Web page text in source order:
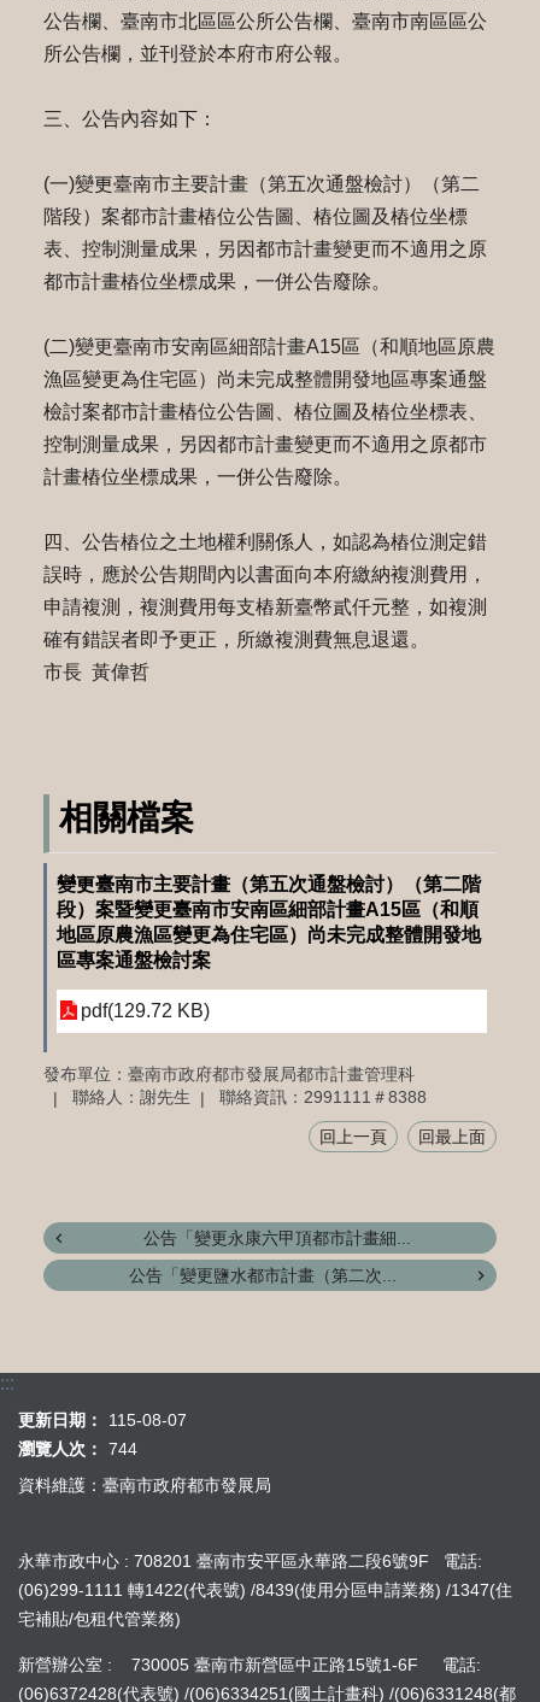
公告欄、臺南市北區區公所公告欄、臺南市南區區公
所公告欄，並刊登於本府市府公報。
三、公告內容如下：
(一)變更臺南市主要計畫（第五次通盤檢討）（第二
階段）案都市計畫樁位公告圖、樁位圖及樁位坐標
表、控制測量成果，另因都市計畫變更而不適用之原
都市計畫樁位坐標成果，一併公告廢除。
(二)變更臺南市安南區細部計畫A15區（和順地區原農
漁區變更為住宅區）尚未完成整體開發地區專案通盤
檢討案都市計畫樁位公告圖、樁位圖及樁位坐標表、
控制測量成果，另因都市計畫變更而不適用之原都市
計畫樁位坐標成果，一併公告廢除。
四、公告樁位之土地權利關係人，如認為樁位測定錯
誤時，應於公告期間內以書面向本府繳納複測費用，
申請複測，複測費用每支樁新臺幣貳仟元整，如複測
確有錯誤者即予更正，所繳複測費無息退還。
市長 黃偉哲
相關檔案
變更臺南市主要計畫（第五次通盤檢討）（第二階
段）案暨變更臺南市安南區細部計畫A15區（和順
地區原農漁區變更為住宅區）尚未完成整體開發地
區專案通盤檢討案
pdf(129.72 KB)
發布單位：臺南市政府都市發展局都市計畫管理科
聯絡人：謝先生
聯絡資訊：2991111＃8388
回上一頁 回最上面
公告「變更永康六甲頂都市計畫細...
公告「變更鹽水都市計畫（第二次...
:::
更新日期：
115-08-07
瀏覽人次：
744
資料維護：臺南市政府都市發展局
永華市政中心 : 708201 臺南市安平區永華路二段6號9F 電話:
(06)299-1111 轉1422(代表號) /8439(使用分區申請業務) /1347(住
宅補貼/包租代管業務)
新營辦公室 : 730005 臺南市新營區中正路15號1-6F 電話:
(06)6372428(代表號) /(06)6334251(國土計畫科) /(06)6331248(都